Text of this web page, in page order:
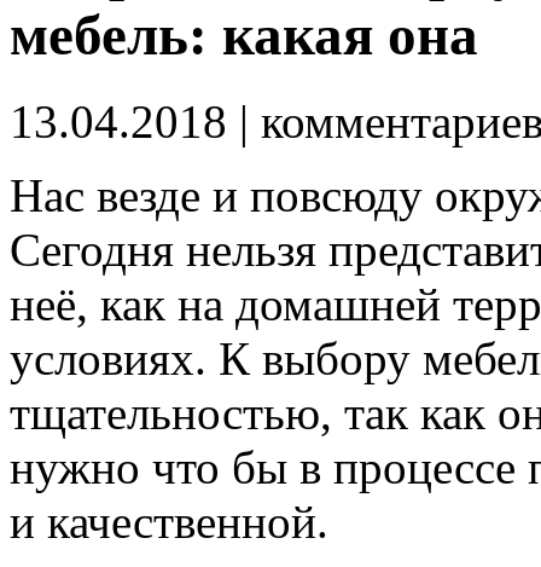
мебель: какая она
13.04.2018 |
Нас везде и повсюду
Сегодня нельзя
неё, как на домашней
условиях. К выбору
тщательностью, так как
нужно что бы в процессе
и качественной.